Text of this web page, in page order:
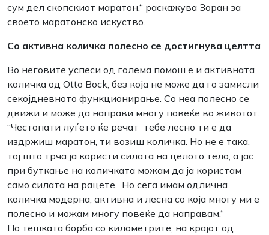
сум дел скопскиот маратон.“ раскажува Зоран за
своето маратонско искуство.
Со активна количка полесно се достигнува целтта
Во неговите успеси од голема помош е и активната
количка од Otto Bock, без која не може да го замисли
секојдневното функционирање. Со неa полесно се
движи и може да направи многу повеќе во животот.
“Честопати луѓето ќе речат тебе лесно ти е да
издржиш маратон, ти возиш количка. Но не е така,
тој што трча ја користи силата на целото тело, а јас
при буткање на количката можам да ја користам
само силата на рацете. Но сега имам одлична
количка модерна, активна и лесна со која многу ми е
полесно и можам многу повеќе да направам.“
По тешката борба со километрите, на крајот од